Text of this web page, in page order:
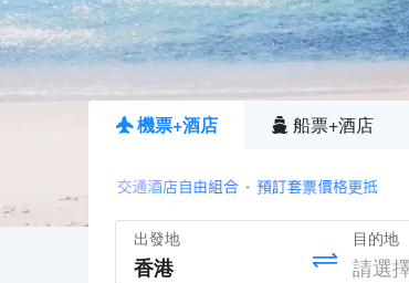
機票+酒店 船票+酒店
出發地 目的地